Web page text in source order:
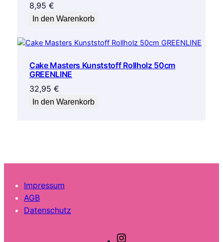
8,95 €
In den Warenkorb
Cake Masters Kunststoff Rollholz 50cm
GREENLINE
32,95 €
In den Warenkorb
Impressum
AGB
Datenschutz